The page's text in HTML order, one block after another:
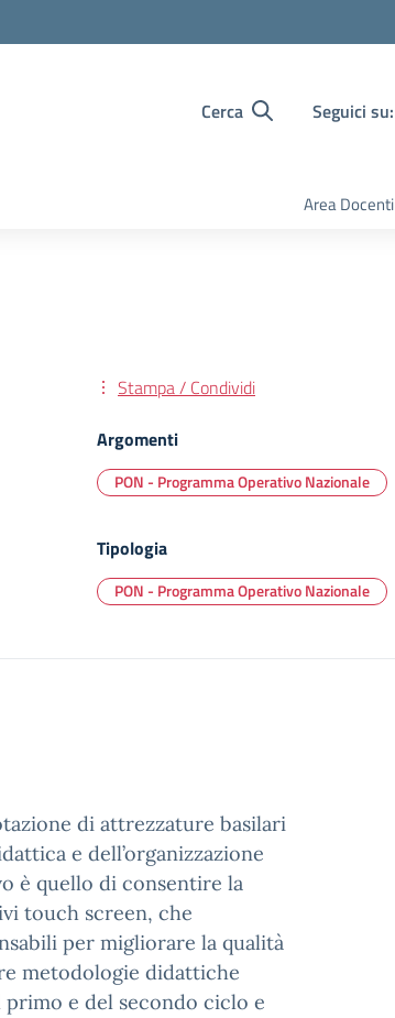
Cerca Seguici su:
Area Docenti
Stampa / Condividi
Argomenti
PON - Programma Operativo Nazionale
Tipologia
PON - Programma Operativo Nazionale
di attrezzature basilari
e dell’organizzazione
è quello di consentire la
touch screen, che
per migliorare la qualità
metodologie didattiche
e del secondo ciclo e